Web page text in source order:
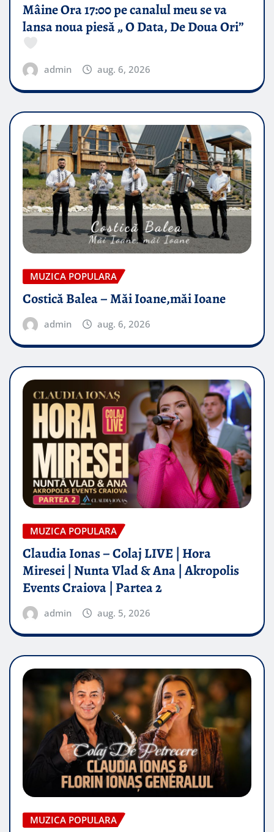
Mâine Ora 17:00 pe canalul meu se va
lansa noua piesă „ O Data, De Doua Ori”
admin aug. 6, 2026
MUZICA POPULARA
Costică Balea – Măi Ioane,măi Ioane
admin aug. 6, 2026
MUZICA POPULARA
Claudia Ionas – Colaj LIVE | Hora
Miresei | Nunta Vlad & Ana | Akropolis
Events Craiova | Partea 2
admin aug. 5, 2026
MUZICA POPULARA